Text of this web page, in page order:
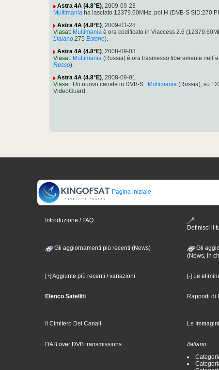
Astra 4A (4.8°E), 2009-09-23
Multimania ha lasciato 12379.60MHz, pol.H (DVB-S SID:270
Astra 4A (4.8°E), 2009-01-28
Viasat: Multimania è ora codificato in Viaccess 2.6
Lituano,275 Estone).
Astra 4A (4.8°E), 2008-09-03
Viasat: Multimania (Russia) è ora trasmesso liberamente
Russo).
Astra 4A (4.8°E), 2008-09-01
Viasat: Un nuovo canale in DVB-S : Multimania (Russia), su
VideoGuard.
Pagina iniziale
Introduzione / FAQ
Definisci il
Gli aggiornamenti più recenti (News)
Gli
(News, In
[+] Aggiunte più recenti / variazioni [-] Le
Elenco Satelliti Rapporti di
Il Cimitero Dei Canali Le
DAB over DVB transmissions
Italiano